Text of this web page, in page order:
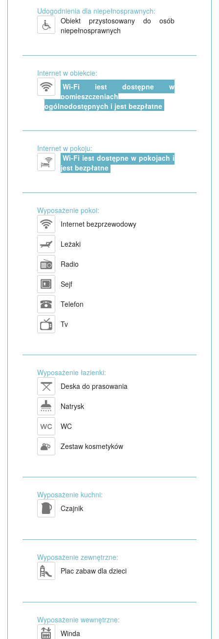
Udogodnienia dla niepełnosprawnych:
Obiekt przystosowany do osób
niepełnosprawnych
Internet w obiekcie:
Wi-Fi jest dostępne w
pomieszczeniach
ogólnodostępnych i jest bezpłatne
Internet w pokoju:
Wi-Fi jest dostępne w pokojach i
jest bezpłatne
Wyposażenie pokoi:
Internet bezprzewodowy
Leżaki
Radio
Sejf
Telefon
Tv
Wyposażenie łazienki:
Deska do prasowania
Natrysk
WC
Zestaw kosmetyków
Wyposażenie kuchni:
Czajnik
Wyposażenie zewnętrzne:
Plac zabaw dla dzieci
Wyposażenie wewnętrzne:
Winda